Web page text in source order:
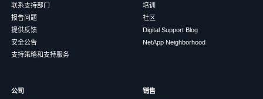
联系支持部门
报告问题
提供反馈
安全公告
支持策略和支持服务
培训
社区
Digital Support Blog
NetApp Neighborhood
公司
销售